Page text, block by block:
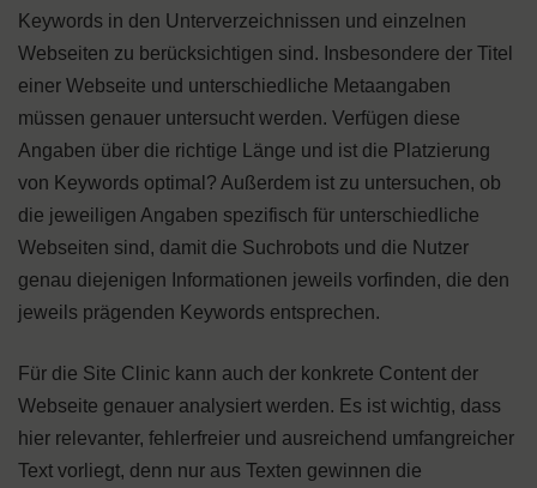
Keywords in den Unterverzeichnissen und einzelnen
Webseiten zu berücksichtigen sind. Insbesondere der Titel
einer Webseite und unterschiedliche Metaangaben
müssen genauer untersucht werden. Verfügen diese
Angaben über die richtige Länge und ist die Platzierung
von Keywords optimal? Außerdem ist zu untersuchen, ob
die jeweiligen Angaben spezifisch für unterschiedliche
Webseiten sind, damit die Suchrobots und die Nutzer
genau diejenigen Informationen jeweils vorfinden, die den
jeweils prägenden Keywords entsprechen.
Für die Site Clinic kann auch der konkrete Content der
Webseite genauer analysiert werden. Es ist wichtig, dass
hier relevanter, fehlerfreier und ausreichend umfangreicher
Text vorliegt, denn nur aus Texten gewinnen die